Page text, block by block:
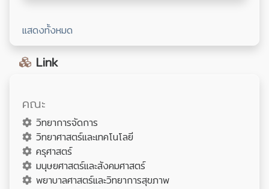
แสดงทั้งหมด
Link
คณะ
วิทยาการจัดการ
วิทยาศาสตร์และเทคโนโลยี
ครุศาสตร์
มนุษยศาสตร์และสังคมศาสตร์
พยาบาลศาสตร์และวิทยาการสุขภาพ